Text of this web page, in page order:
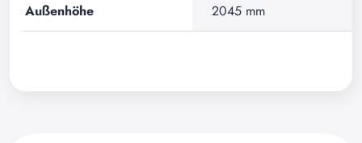
Außenhöhe 2045 mm